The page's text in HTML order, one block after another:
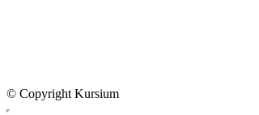
© Copyright Kursium